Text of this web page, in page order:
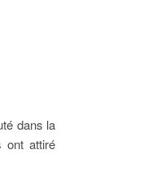
dans la
ont attiré